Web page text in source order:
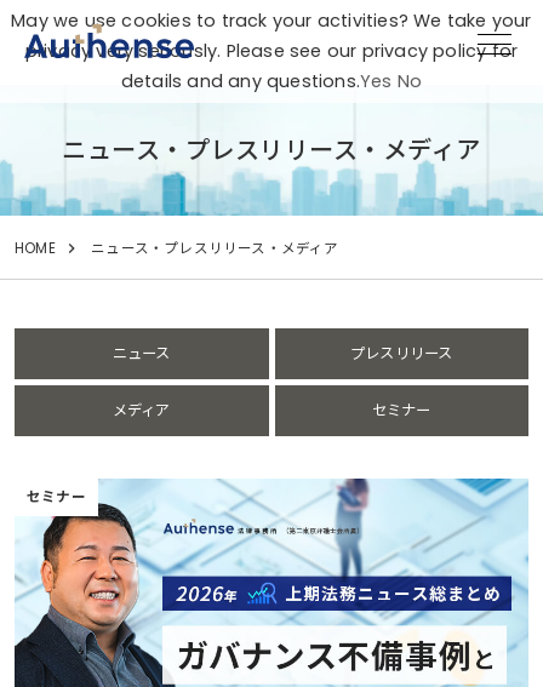
ニュース・プレスリリース・メディア
HOME ニュース・プレスリリース・メディア
ニュース プレスリリース
メディア セミナー
セミナー
May we use cookies to track your activities? We take your
privacy very seriously. Please see our privacy policy for
details and any questions.Yes No